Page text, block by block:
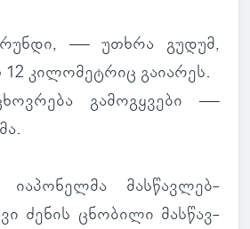
— უთხრა გუდუმ,
კი­ლო­მეტ­რიც გა­ი­ა­რეს.
გა­მოგ­ყვები —
ია­პო­ნელმა მას­წავ­ლებ­
ძენის ცნო­ბილი მას­წავ­